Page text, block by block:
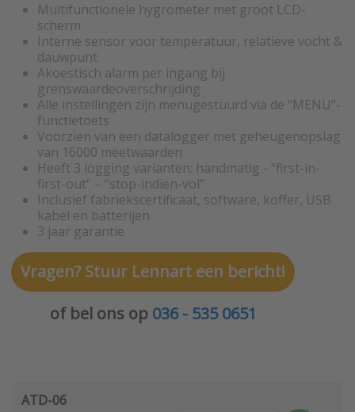
Multifunctionele hygrometer met groot LCD-
scherm
Interne sensor voor temperatuur, relatieve vocht &
dauwpunt
Akoestisch alarm per ingang bij
grenswaardeoverschrijding
Alle instellingen zijn menugestuurd via de "MENU"-
functietoets
Voorzien van een datalogger met geheugenopslag
van 16000 meetwaarden
Heeft 3 logging varianten; handmatig - “first-in-
first-out” – “stop-indien-vol”
Inclusief fabriekscertificaat, software, koffer, USB
kabel en batterijen
3 jaar garantie
Vragen? Stuur Lennart een bericht!
of bel ons op 036 - 535 0651
ATD-06